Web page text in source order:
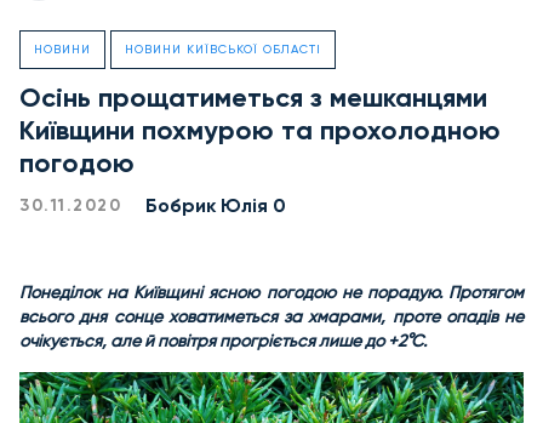
НОВИНИ НОВИНИ КИЇВСЬКОЇ ОБЛАСТІ
Осінь прощатиметься з мешканцями
Київщини похмурою та прохолодною
погодою
30.11.2020 Бобрик Юлія 0
Понеділок на Київщині ясною погодою не порадую. Протягом
всього дня сонце ховатиметься за хмарами, проте опадів не
очікується, але й повітря прогріється лише до +2°С.